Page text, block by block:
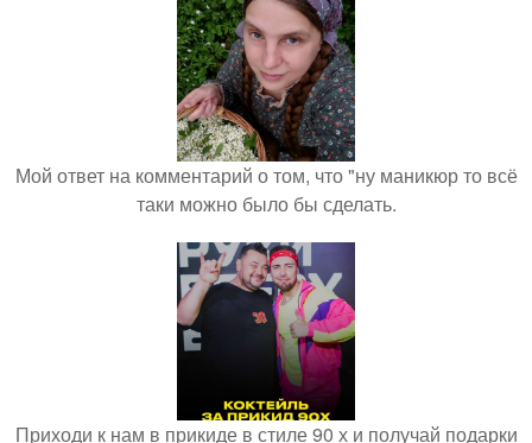
Мой ответ на комментарий о том, что "ну маникюр то всё
таки можно было бы сделать.
Приходи к нам в прикиде в стиле 90 х и получай подарки